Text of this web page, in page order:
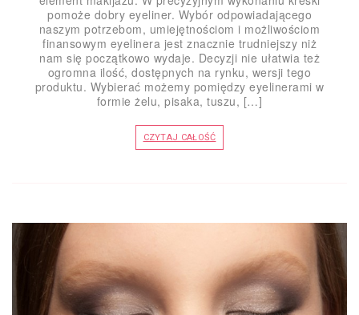
pomoże dobry eyeliner. Wybór odpowiadającego
naszym potrzebom, umiejętnościom i możliwościom
finansowym eyelinera jest znacznie trudniejszy niż
nam się początkowo wydaje. Decyzji nie ułatwia też
ogromna ilość, dostępnych na rynku, wersji tego
produktu. Wybierać możemy pomiędzy eyelinerami w
formie żelu, pisaka, tuszu, […]
CZYTAJ CAŁOŚĆ